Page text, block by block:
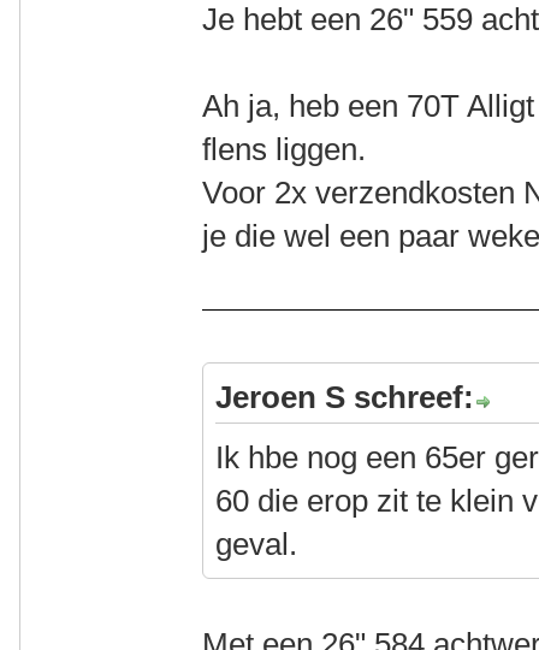
Je hebt een 26" 559
Ah ja, heb een 70T
flens liggen.
Voor 2x verzendkosten
je die wel een paar
Jeroen S schreef:
Ik hbe nog een 65er
60 die erop zit te klein
geval.